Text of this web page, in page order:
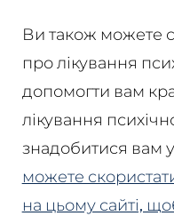
Ви також можете
про лікування
допомогти вам
лікування
знадобитися вам
можете
на цьому сайті,